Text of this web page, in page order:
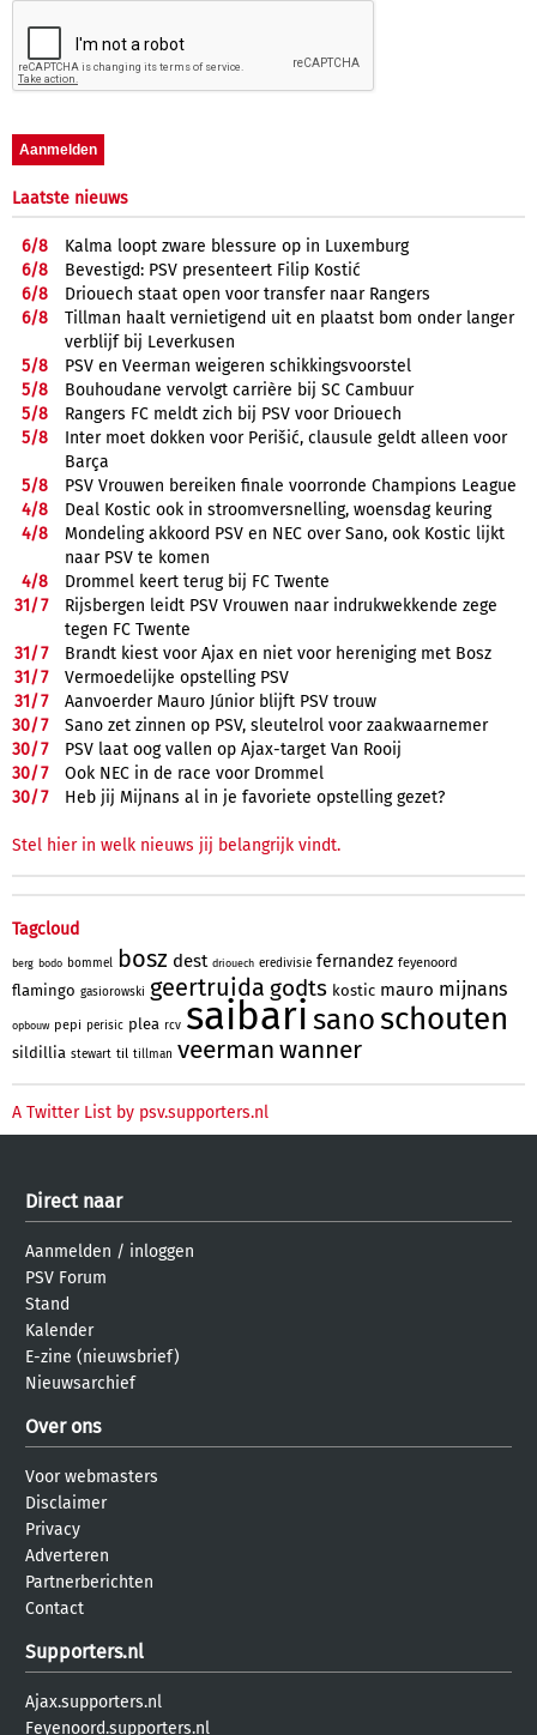
Laatste nieuws
6/8
Kalma loopt zware blessure op in Luxemburg
6/8
Bevestigd: PSV presenteert Filip Kostić
6/8
Driouech staat open voor transfer naar Rangers
6/8
Tillman haalt vernietigend uit en plaatst bom onder langer
verblijf bij Leverkusen
5/8
PSV en Veerman weigeren schikkingsvoorstel
5/8
Bouhoudane vervolgt carrière bij SC Cambuur
5/8
Rangers FC meldt zich bij PSV voor Driouech
5/8
Inter moet dokken voor Perišić, clausule geldt alleen voor
Barça
5/8
PSV Vrouwen bereiken finale voorronde Champions League
4/8
Deal Kostic ook in stroomversnelling, woensdag keuring
4/8
Mondeling akkoord PSV en NEC over Sano, ook Kostic lijkt
naar PSV te komen
4/8
Drommel keert terug bij FC Twente
31/7
Rijsbergen leidt PSV Vrouwen naar indrukwekkende zege
tegen FC Twente
31/7
Brandt kiest voor Ajax en niet voor hereniging met Bosz
31/7
Vermoedelijke opstelling PSV
31/7
Aanvoerder Mauro Júnior blijft PSV trouw
30/7
Sano zet zinnen op PSV, sleutelrol voor zaakwaarnemer
30/7
PSV laat oog vallen op Ajax-target Van Rooij
30/7
Ook NEC in de race voor Drommel
30/7 Heb jij Mijnans al in je favoriete opstelling gezet?
Stel hier in welk nieuws jij belangrijk vindt.
Tagcloud
berg bodo bommel bosz dest driouech eredivisie fernandez feyenoord
flamingo gasiorowski geertruida godts kostic mauro mijnans
opbouw pepi perisic plea rcv saibari sanoschouten
sildillia stewart til tillman veermanwanner
A Twitter List by psv.supporters.nl
Direct naar
Aanmelden / inloggen
PSV Forum
Stand
Kalender
E-zine (nieuwsbrief)
Nieuwsarchief
Over ons
Voor webmasters
Disclaimer
Privacy
Adverteren
Partnerberichten
Contact
Supporters.nl
Ajax.supporters.nl
Feyenoord.supporters.nl